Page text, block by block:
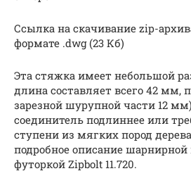
Ссылка на скачивание zip-
формате .dwg (23 Кб)
Эта стяжка имеет небольшой
длина составляет всего 42 мм,
зарезной шурупной части 12
соединитель подлиннее или
ступени из мягких пород
подробное описание
футоркой Zipbolt 11.720.